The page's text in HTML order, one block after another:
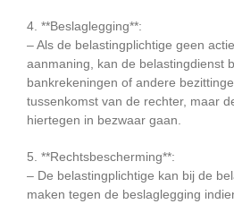
4. **Beslaglegging**:
– Als de belastingplichtige geen
aanmaning, kan de belastingdienst
bankrekeningen of andere
tussenkomst van de rechter, maar
hiertegen in bezwaar gaan.
5. **Rechtsbescherming**:
– De belastingplichtige kan bij de
maken tegen de beslaglegging